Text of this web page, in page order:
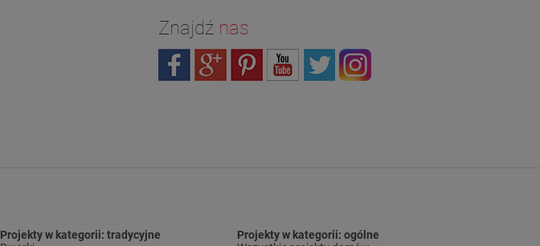
Znajdź nas
Projekty w kategorii: tradycyjne
Projekty w kategorii: ogólne